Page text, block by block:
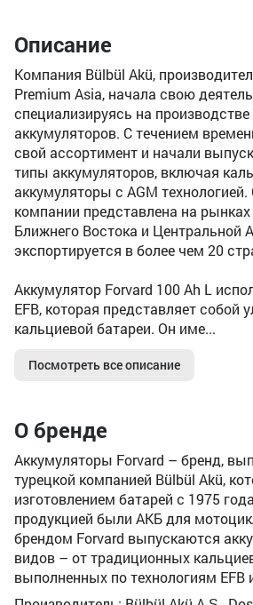
Описание
Компания Bülbül Akü,
Premium Asia, начала свою
специализируясь на
аккумуляторов. С течением
свой ассортимент и начали
типы аккумуляторов, включая
аккумуляторы с AGM
компании представлена на
Ближнего Востока и Центральной
экспортируется в более чем 20
Аккумулятор Forvard 100 Ah L
EFB, которая представляет
кальциевой батареи. Он име...
Посмотреть все описание
О бренде
Аккумуляторы Forvard – бренд,
турецкой компанией Bülbül Akü,
изготовлением батарей с 1975
продукцией были АКБ для
брендом Forvard выпускаются
видов – от традиционных
выполненных по технологиям EFB